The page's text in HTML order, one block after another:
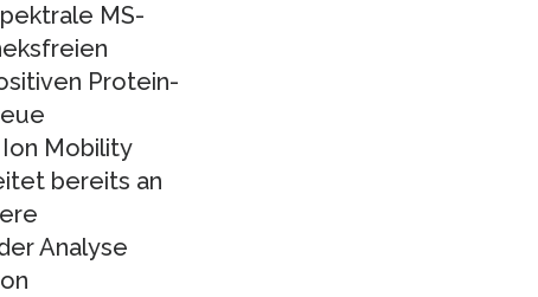
MS-
Protein-
Mobility
bereits an
Analyse